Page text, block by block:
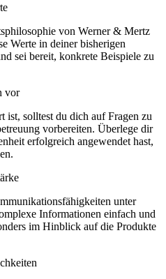
von Werner & Mertz
Werte in deiner bisherigen
sei bereit, konkrete Beispiele zu
vor
ist, solltest du dich auf Fragen zu
vorbereiten. Überlege dir
erfolgreich angewendet hast,
unter
Informationen einfach und
im Hinblick auf die Produkte